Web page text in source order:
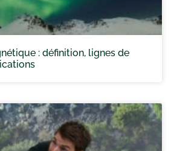
: définition, lignes de